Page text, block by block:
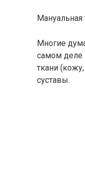
Мануальная
Многие
самом деле
ткани
суставы.